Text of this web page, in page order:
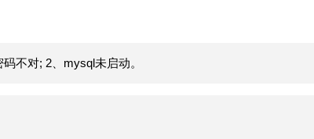
不对; 2、mysql未启动。